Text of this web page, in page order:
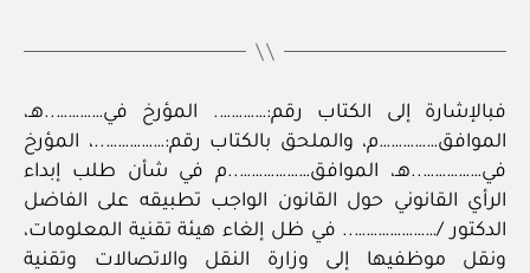
فبالإشارة إلى الكتاب رقم:…………. المؤرخ في…………..هـ،
الموافق……………م، والملحق بالكتاب رقم:……………..، المؤرخ
في……………..هـ، الموافق………………..م في شأن طلب إبداء
الرأي القانوني حول القانون الواجب تطبيقه على الفاضل
الدكتور /………………….. في ظل إلغاء هيئة تقنية المعلومات،
ونقل موظفيها إلى وزارة النقل والاتصالات وتقنية